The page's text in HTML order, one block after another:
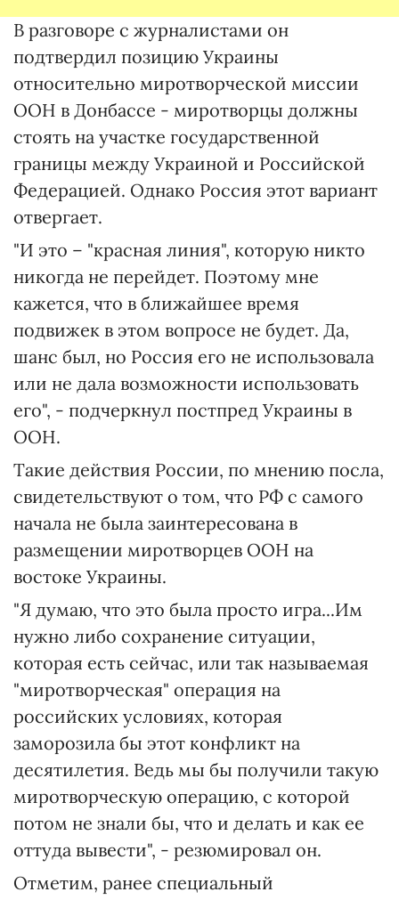
В разговоре с журналистами он
подтвердил позицию Украины
относительно миротворческой миссии
ООН в Донбассе - миротворцы должны
стоять на участке государственной
границы между Украиной и Российской
Федерацией. Однако Россия этот вариант
отвергает.
"И это – "красная линия", которую никто
никогда не перейдет. Поэтому мне
кажется, что в ближайшее время
подвижек в этом вопросе не будет. Да,
шанс был, но Россия его не использовала
или не дала возможности использовать
его", - подчеркнул постпред Украины в
ООН.
Такие действия России, по мнению посла,
свидетельствуют о том, что РФ с самого
начала не была заинтересована в
размещении миротворцев ООН на
востоке Украины.
"Я думаю, что это была просто игра...Им
нужно либо сохранение ситуации,
которая есть сейчас, или так называемая
"миротворческая" операция на
российских условиях, которая
заморозила бы этот конфликт на
десятилетия. Ведь мы бы получили такую
миротворческую операцию, с которой
потом не знали бы, что и делать и как ее
оттуда вывести", - резюмировал он.
Отметим, ранее специальный